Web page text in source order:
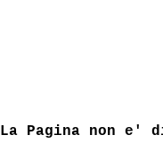
La Pagina non e'